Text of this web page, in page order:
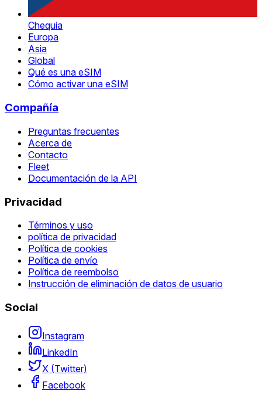
Chequia
Europa
Asia
Global
Qué es una eSIM
Cómo activar una eSIM
Compañía
Preguntas frecuentes
Acerca de
Contacto
Fleet
Documentación de la API
Privacidad
Términos y uso
política de privacidad
Política de cookies
Política de envío
Política de reembolso
Instrucción de eliminación de datos de usuario
Social
Instagram
LinkedIn
X (Twitter)
Facebook